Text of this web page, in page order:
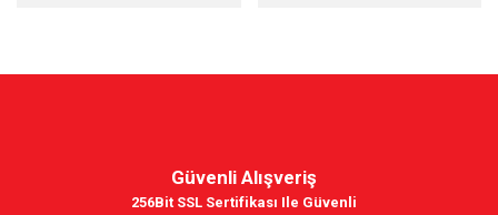
Güvenli Alışveriş
256Bit SSL Sertifikası Ile Güvenli